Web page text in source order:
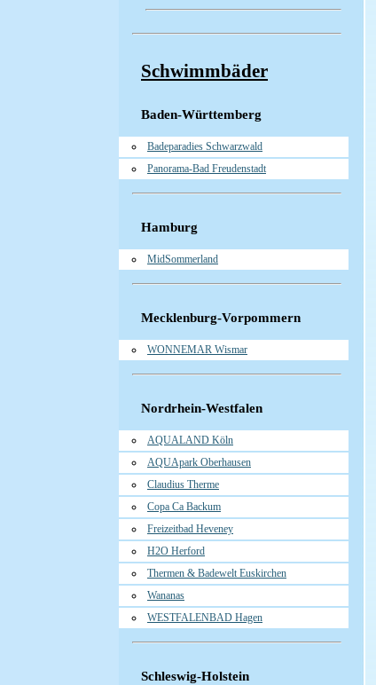
Schwimmbäder
Baden-Württemberg
Badeparadies Schwarzwald
Panorama-Bad Freudenstadt
Hamburg
MidSommerland
Mecklenburg-Vorpommern
WONNEMAR Wismar
Nordrhein-Westfalen
AQUALAND Köln
AQUApark Oberhausen
Claudius Therme
Copa Ca Backum
Freizeitbad Heveney
H2O Herford
Thermen & Badewelt Euskirchen
Wananas
WESTFALENBAD Hagen
Schleswig-Holstein